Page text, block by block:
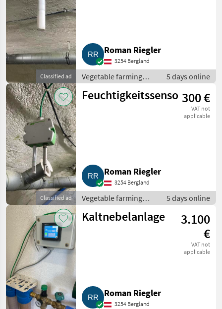
Classified ad
Roman Riegler
3254 Bergland
Vegetable farming
equipment / Other
vegetable farming
5 days online
Classified ad
Feuchtigkeitssensor300 €
VAT not
applicable
Roman Riegler
3254 Bergland
Vegetable farming
equipment / Other
vegetable farming
5 days online
Kaltnebelanlage
3.100
€
VAT not
applicable
Roman Riegler
3254 Bergland